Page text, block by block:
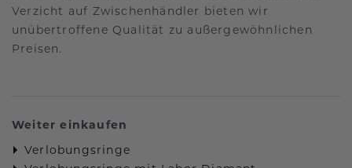
Verzicht auf Zwischenhändler bieten wir
unübertroffene Qualität zu außergewöhnlichen
Preisen.
Weiter einkaufen
Verlobungsringe